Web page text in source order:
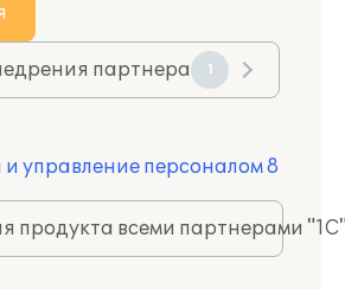
партнера 1
управление персоналом 8
продукта всеми партнерами